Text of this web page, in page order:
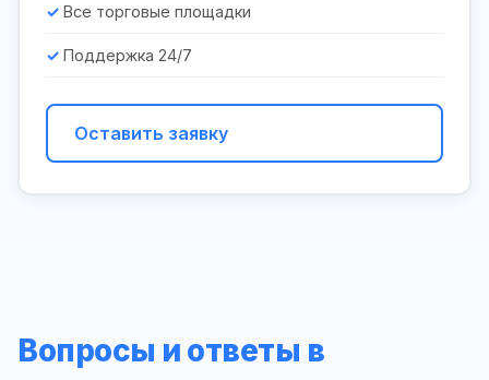
Все торговые площадки
Поддержка 24/7
Оставить заявку
Вопросы и ответы в